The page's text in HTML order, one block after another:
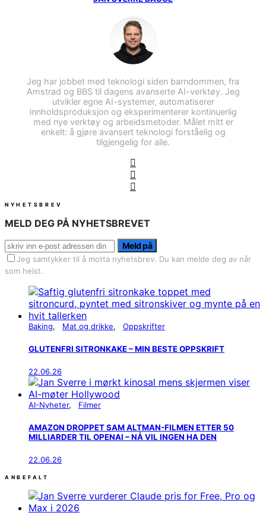
Jeg har jobbet med teknologi siden barndommen, fra
Amstrad og BBS til dagens avanserte AI-verktøy. Jeg
utvikler egne AI-systemer, automatiserer
innholdsproduksjon og eksperimenterer kontinuerlig
med nye verktøy og arbeidsmetoder. Målet mitt er
enkelt: å gjøre avansert teknologi forståelig og
tilgjengelig for alle.
NYHETSBREV
MELD DEG PÅ NYHETSBREVET
Meld på
Jeg samtykker til å motta nyhetsbrev. Du kan melde deg av når
som helst.
Baking Mat og drikke Oppskrifter
GLUTENFRI SITRONKAKE – MIN BESTE OPPSKRIFT
22.06.26
AI-Nyheter Filmer
AMAZON DROPPET SAM ALTMAN-FILMEN ETTER 50
MILLIARDER TIL OPENAI – NÅ VIL INGEN HA DEN
22.06.26
ANBEFALT